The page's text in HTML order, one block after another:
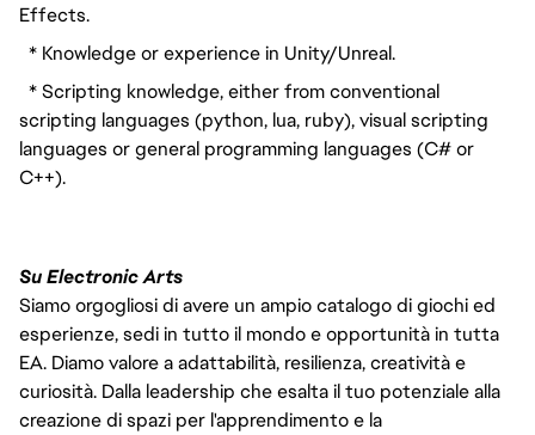
Effects.
* Knowledge or experience in Unity/Unreal.
* Scripting knowledge, either from conventional
scripting languages (python, lua, ruby), visual scripting
languages or general programming languages (C# or
C++).
Su Electronic Arts
Siamo orgogliosi di avere un ampio catalogo di giochi ed
esperienze, sedi in tutto il mondo e opportunità in tutta
EA. Diamo valore a adattabilità, resilienza, creatività e
curiosità. Dalla leadership che esalta il tuo potenziale alla
creazione di spazi per l'apprendimento e la